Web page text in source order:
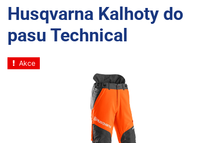
Husqvarna Kalhoty do
pasu Technical
Akce